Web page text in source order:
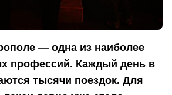
— одна из наиболее
профессий. Каждый день в
тысячи поездок. Для